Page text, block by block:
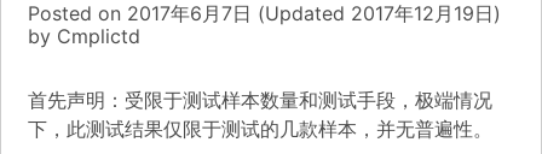
Posted on 2017年6月7日 (Updated 2017年12月19日)
by Cmplictd
首先声明：受限于测试样本数量和测试手段，极端情况
下，此测试结果仅限于测试的几款样本，并无普遍性。